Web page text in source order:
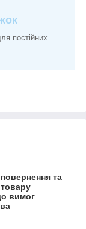
постійних
та
вимог